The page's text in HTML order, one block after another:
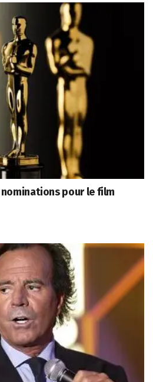
pour le film